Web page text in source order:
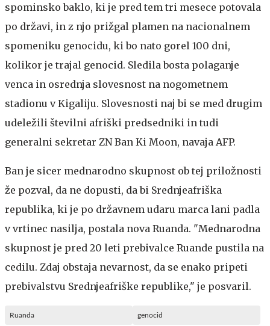
spominsko baklo, ki je pred tem tri mesece potovala
po državi, in z njo prižgal plamen na nacionalnem
spomeniku genocidu, ki bo nato gorel 100 dni,
kolikor je trajal genocid. Sledila bosta polaganje
venca in osrednja slovesnost na nogometnem
stadionu v Kigaliju. Slovesnosti naj bi se med drugim
udeležili številni afriški predsedniki in tudi
generalni sekretar ZN Ban Ki Moon, navaja AFP.
Ban je sicer mednarodno skupnost ob tej priložnosti
že pozval, da ne dopusti, da bi Srednjeafriška
republika, ki je po državnem udaru marca lani padla
v vrtinec nasilja, postala nova Ruanda. "Mednarodna
skupnost je pred 20 leti prebivalce Ruande pustila na
cedilu. Zdaj obstaja nevarnost, da se enako pripeti
prebivalstvu Srednjeafriške republike," je posvaril.
Ruanda genocid